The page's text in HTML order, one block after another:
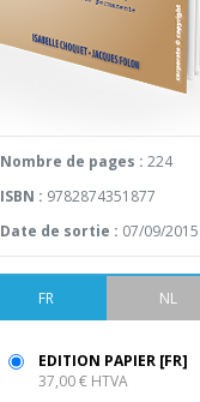
Nombre de pages : 224
ISBN : 9782874351877
Date de sortie : 07/09/2015
FR NL
EDITION PAPIER [FR]
37,00 € HTVA